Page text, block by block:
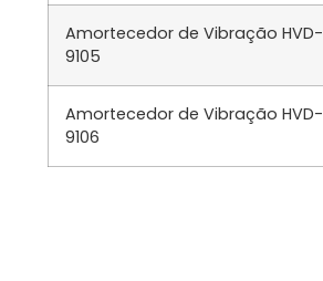
Amortecedor de Vibração HVD-
9105
Amortecedor de Vibração HVD-
9106